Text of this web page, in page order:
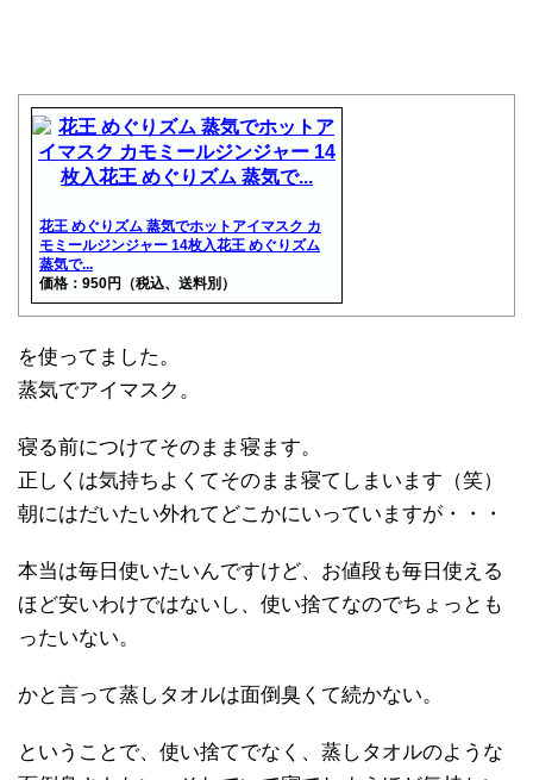
花王 めぐりズム 蒸気でホットアイマスク カ
モミールジンジャー 14枚入花王 めぐりズム
蒸気で...
価格：950円（税込、送料別）
を使ってました。
蒸気でアイマスク。
寝る前につけてそのまま寝ます。
正しくは気持ちよくてそのまま寝てしまいます（笑）
朝にはだいたい外れてどこかにいっていますが・・・
本当は毎日使いたいんですけど、お値段も毎日使える
ほど安いわけではないし、使い捨てなのでちょっとも
ったいない。
かと言って蒸しタオルは面倒臭くて続かない。
ということで、使い捨てでなく、蒸しタオルのような